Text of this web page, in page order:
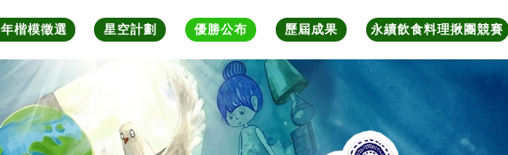
楷模徵選 星空計劃 優勝公布 歷屆成果 永續飲食料理揪團競賽